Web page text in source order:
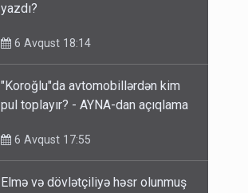
yazdı?
6 Avqust 18:14
"Koroğlu"da avtomobillərdən kim
pul toplayır? - AYNA-dan açıqlama
6 Avqust 17:55
Elmə və dövlətçiliyə həsr olunmuş